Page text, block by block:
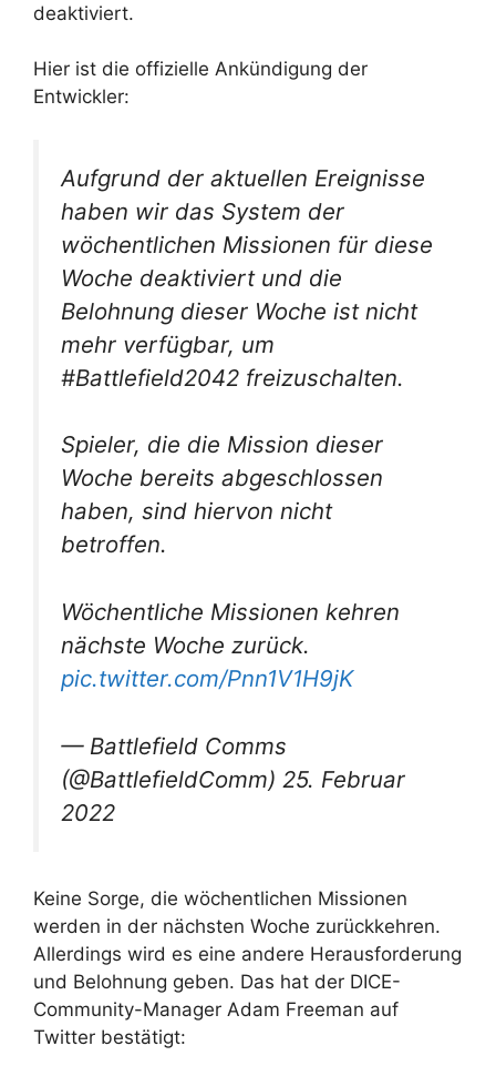
deaktiviert.
Hier ist die offizielle Ankündigung der
Entwickler:
Aufgrund der aktuellen Ereignisse
haben wir das System der
wöchentlichen Missionen für diese
Woche deaktiviert und die
Belohnung dieser Woche ist nicht
mehr verfügbar, um
#Battlefield2042 freizuschalten.
Spieler, die die Mission dieser
Woche bereits abgeschlossen
haben, sind hiervon nicht
betroffen.
Wöchentliche Missionen kehren
nächste Woche zurück.
pic.twitter.com/Pnn1V1H9jK
— Battlefield Comms
(@BattlefieldComm) 25. Februar
2022
Keine Sorge, die wöchentlichen Missionen
werden in der nächsten Woche zurückkehren.
Allerdings wird es eine andere Herausforderung
und Belohnung geben. Das hat der DICE-
Community-Manager Adam Freeman auf
Twitter bestätigt: